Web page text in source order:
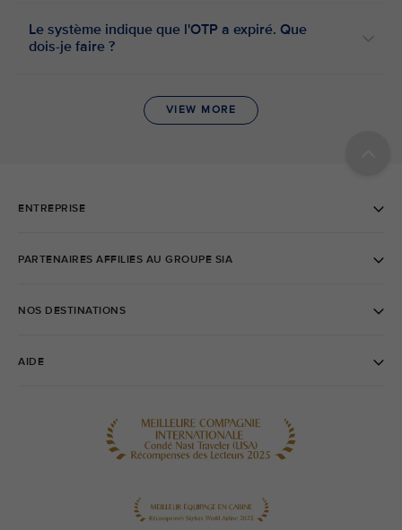
Le système indique que l'OTP a expiré. Que
dois-je faire ?
VIEW MORE